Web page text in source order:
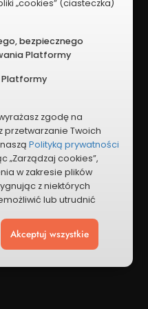
„cookies” (ciasteczka)
bezpiecznego
Platformy
Platformy
zgodę na
przetwarzanie Twoich
Polityką prywatności
„Zarządzaj cookies”,
w zakresie plików
z niektórych
lub utrudnić
w dowolnym
„Ustawienia plików
Akceptuj wszystkie